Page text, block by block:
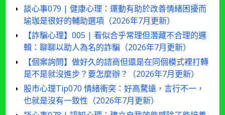
談心事079 | 健康心理：運動有助於改善情緒困擾而
瑜珈是很好的輔助選項（2026年7月更新）
【詐騙心理】005 | 看似合乎常理但潛藏不合理的邏
輯：聊聊以助人為名的詐騙（2026年7月更新）
【個案詢問】做好久的諮商但還是在同個模式裡打轉
是不是就沒進步？要怎麼辦？（2026年7月更新）
股市心理Tip070 情緒衝突：好高騖遠，言行不一，
也就是沒有一致性（2026年7月更新）